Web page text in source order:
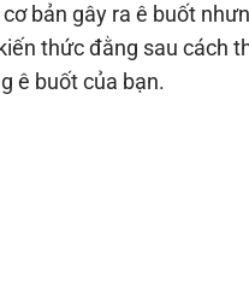
bản gây ra ê buốt
thức đằng sau cách
ê buốt của bạn.